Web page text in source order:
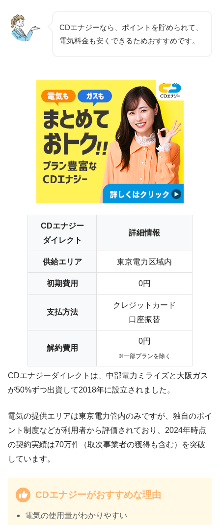
CDエナジーなら、ポイントを貯められて、
電気料金も安くできるためおすすめです。
CDエナジー
ダイレクト
詳細情報
供給エリア 東京電力区域内
初期費用 0円
支払方法
クレジットカード
口座振替
解約費用
0円
※一部プランを除く
CDエナジーダイレクトは、中部電力ミライズと大阪ガス
が50%ずつ出資して2018年に設立されました。
電気の提供エリアは東京電力管内のみですが、独自のポイ
ント制度などが利用者から評価されており、2024年時点
の契約実績は70万件（取次事業者の獲得も含む）を突破
しています。
CDエナジーがおすすめな理由
電気の使用量がわかりやすい